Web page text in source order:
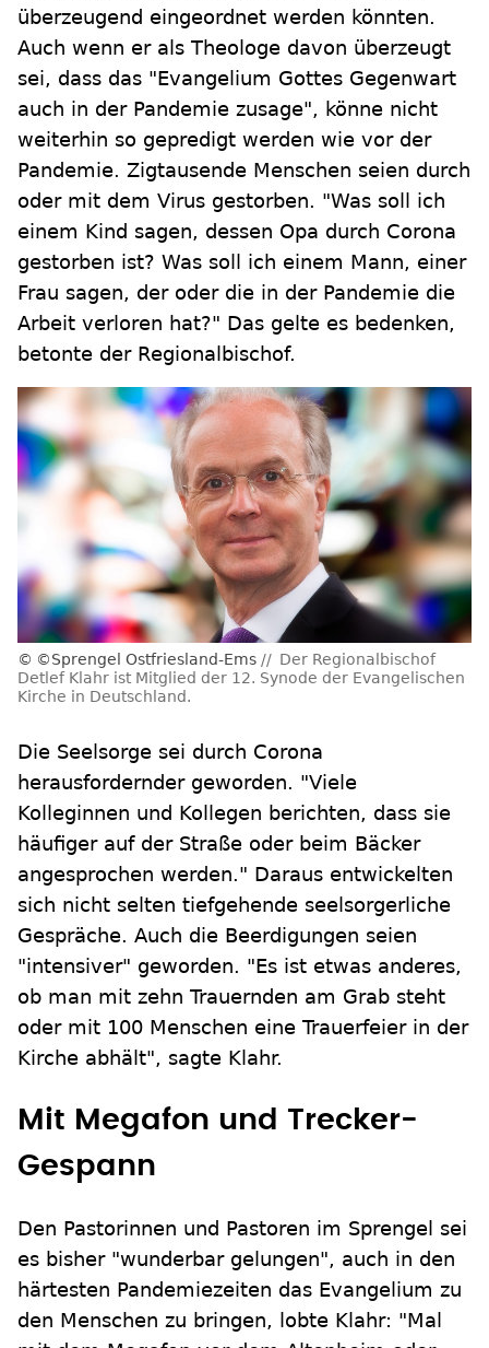
überzeugend eingeordnet werden könnten.
Auch wenn er als Theologe davon überzeugt
sei, dass das "Evangelium Gottes Gegenwart
auch in der Pandemie zusage", könne nicht
weiterhin so gepredigt werden wie vor der
Pandemie. Zigtausende Menschen seien durch
oder mit dem Virus gestorben. "Was soll ich
einem Kind sagen, dessen Opa durch Corona
gestorben ist? Was soll ich einem Mann, einer
Frau sagen, der oder die in der Pandemie die
Arbeit verloren hat?" Das gelte es bedenken,
betonte der Regionalbischof.
©Sprengel Ostfriesland-Ems
Der Regionalbischof
Detlef Klahr ist Mitglied der 12. Synode der Evangelischen
Kirche in Deutschland.
Die Seelsorge sei durch Corona
herausfordernder geworden. "Viele
Kolleginnen und Kollegen berichten, dass sie
häufiger auf der Straße oder beim Bäcker
angesprochen werden." Daraus entwickelten
sich nicht selten tiefgehende seelsorgerliche
Gespräche. Auch die Beerdigungen seien
"intensiver" geworden. "Es ist etwas anderes,
ob man mit zehn Trauernden am Grab steht
oder mit 100 Menschen eine Trauerfeier in der
Kirche abhält", sagte Klahr.
Mit Megafon und Trecker-
Gespann
Den Pastorinnen und Pastoren im Sprengel sei
es bisher "wunderbar gelungen", auch in den
härtesten Pandemiezeiten das Evangelium zu
den Menschen zu bringen, lobte Klahr: "Mal